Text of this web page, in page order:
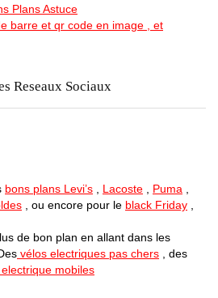
Plans Astuce
barre et qr code en image , et
Reseaux Sociaux
bons plans Levi’s Lacoste Puma
, ou encore pour le black Friday
de bon plan en allant dans les
vélos electriques pas chers , des
mobiles